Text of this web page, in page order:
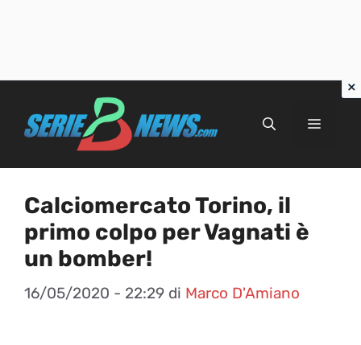
Menu
Calciomercato Torino, il
primo colpo per Vagnati è
un bomber!
16/05/2020 - 22:29 di Marco D'Amiano